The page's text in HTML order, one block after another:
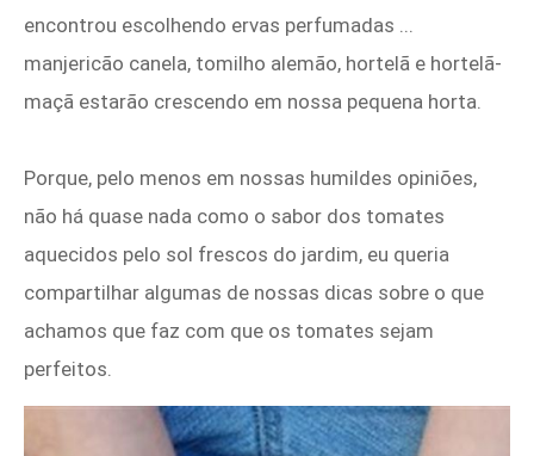
encontrou escolhendo ervas perfumadas ...
manjericão canela, tomilho alemão, hortelã e hortelã-
maçã estarão crescendo em nossa pequena horta.
Porque, pelo menos em nossas humildes opiniões,
não há quase nada como o sabor dos tomates
aquecidos pelo sol frescos do jardim, eu queria
compartilhar algumas de nossas dicas sobre o que
achamos que faz com que os tomates sejam
perfeitos.